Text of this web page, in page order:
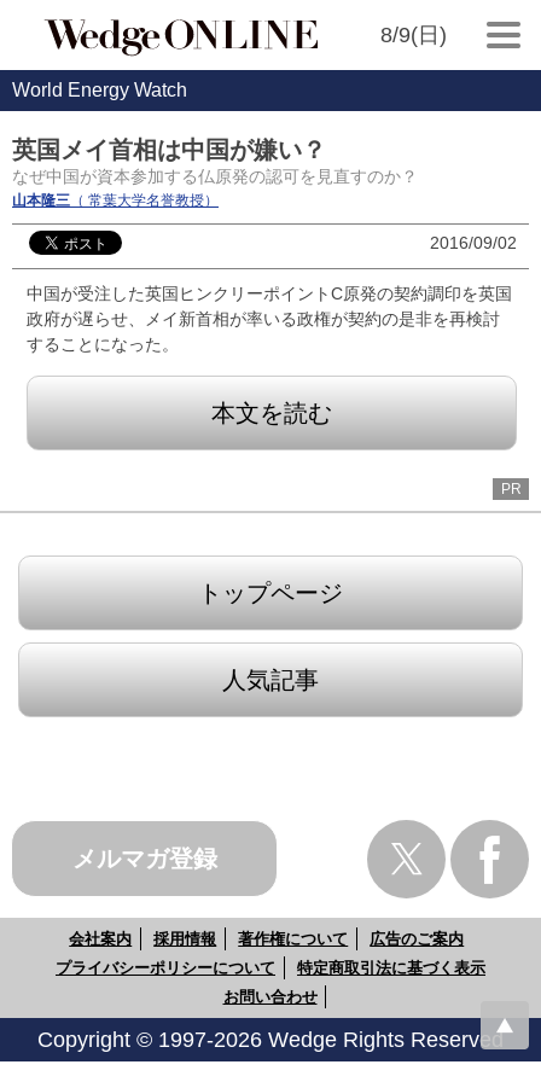
8/9(日)
World Energy Watch
英国メイ首相は中国が嫌い？
なぜ中国が資本参加する仏原発の認可を見直すのか？
山本隆三 （ 常葉大学名誉教授）
2016/09/02
中国が受注した英国ヒンクリーポイントC原発の契約調印を英国
政府が遅らせ、メイ新首相が率いる政権が契約の是非を再検討
することになった。
本文を読む
PR
トップページ
人気記事
メルマガ登録
会社案内 採用情報 著作権について
広告のご案内
プライバシーポリシーについて
特定商取引法に基づく表示
お問い合わせ
Copyright © 1997-2026 Wedge Rights Reserved